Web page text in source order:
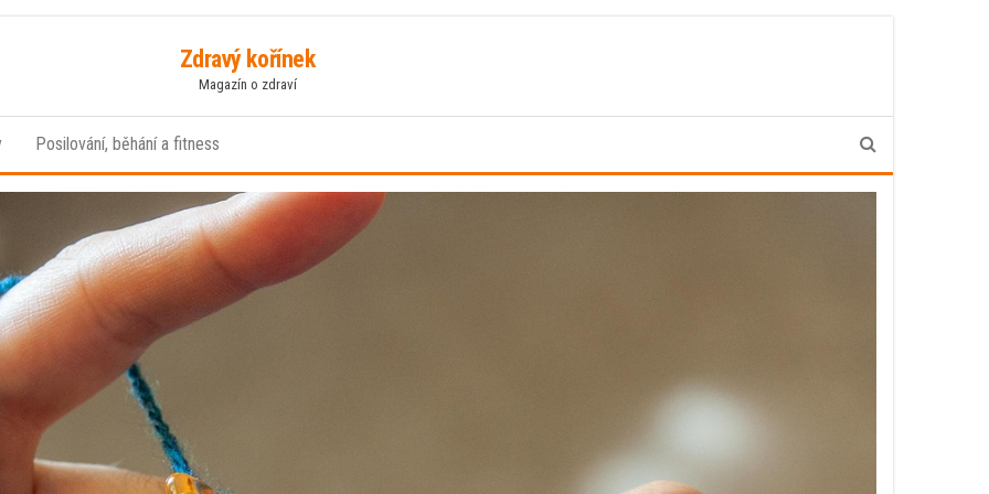
Zdravý kořínek
Magazín o zdraví
Posilování, běhání a fitness